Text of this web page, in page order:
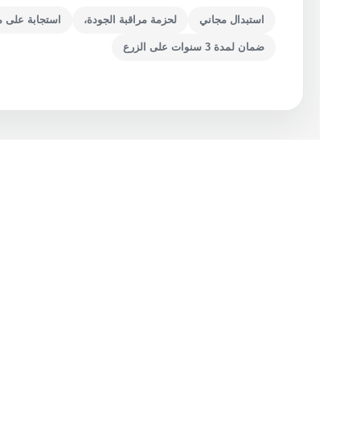
استبدال مجاني لحزمة مراقبة الجودة، استجابة على مدار 24
ضمان لمدة 3 سنوات على الزرع